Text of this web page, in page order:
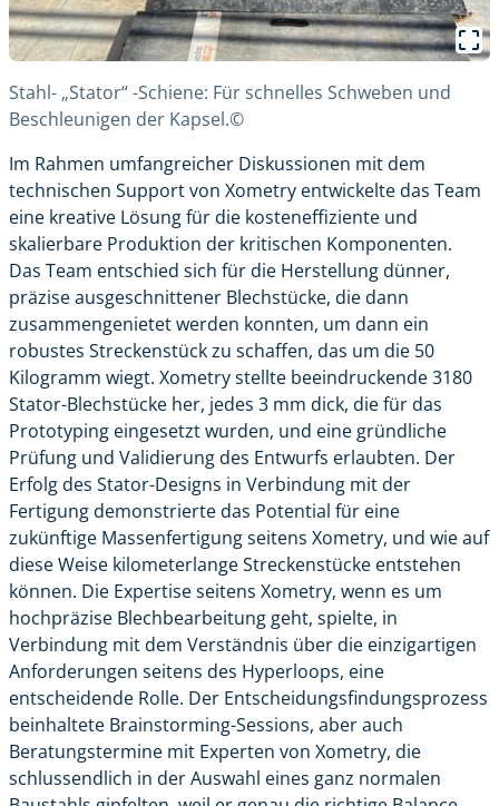
Stahl- „Stator“ -Schiene: Für schnelles Schweben und
Beschleunigen der Kapsel.©
Im Rahmen umfangreicher Diskussionen mit dem
technischen Support von Xometry entwickelte das Team
eine kreative Lösung für die kosteneffiziente und
skalierbare Produktion der kritischen Komponenten.
Das Team entschied sich für die Herstellung dünner,
präzise ausgeschnittener Blechstücke, die dann
zusammengenietet werden konnten, um dann ein
robustes Streckenstück zu schaffen, das um die 50
Kilogramm wiegt. Xometry stellte beeindruckende 3180
Stator-Blechstücke her, jedes 3 mm dick, die für das
Prototyping eingesetzt wurden, und eine gründliche
Prüfung und Validierung des Entwurfs erlaubten. Der
Erfolg des Stator-Designs in Verbindung mit der
Fertigung demonstrierte das Potential für eine
zukünftige Massenfertigung seitens Xometry, und wie auf
diese Weise kilometerlange Streckenstücke entstehen
können. Die Expertise seitens Xometry, wenn es um
hochpräzise Blechbearbeitung geht, spielte, in
Verbindung mit dem Verständnis über die einzigartigen
Anforderungen seitens des Hyperloops, eine
entscheidende Rolle. Der Entscheidungsfindungsprozess
beinhaltete Brainstorming-Sessions, aber auch
Beratungstermine mit Experten von Xometry, die
schlussendlich in der Auswahl eines ganz normalen